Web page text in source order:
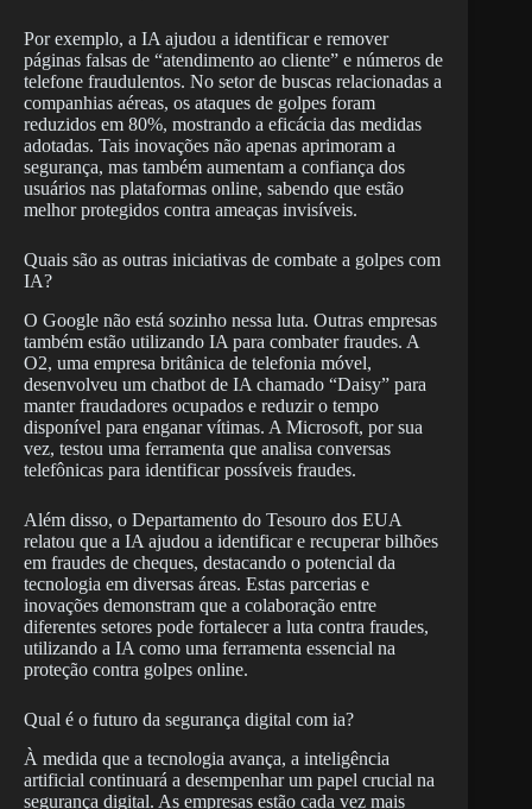
Por exemplo, a IA ajudou a identificar e remover
páginas falsas de “atendimento ao cliente” e números de
telefone fraudulentos. No setor de buscas relacionadas a
companhias aéreas, os ataques de golpes foram
reduzidos em 80%, mostrando a eficácia das medidas
adotadas. Tais inovações não apenas aprimoram a
segurança, mas também aumentam a confiança dos
usuários nas plataformas online, sabendo que estão
melhor protegidos contra ameaças invisíveis.
Quais são as outras iniciativas de combate a golpes com
IA?
O Google não está sozinho nessa luta. Outras empresas
também estão utilizando IA para combater fraudes. A
O2, uma empresa britânica de telefonia móvel,
desenvolveu um chatbot de IA chamado “Daisy” para
manter fraudadores ocupados e reduzir o tempo
disponível para enganar vítimas. A Microsoft, por sua
vez, testou uma ferramenta que analisa conversas
telefônicas para identificar possíveis fraudes.
Além disso, o Departamento do Tesouro dos EUA
relatou que a IA ajudou a identificar e recuperar bilhões
em fraudes de cheques, destacando o potencial da
tecnologia em diversas áreas. Estas parcerias e
inovações demonstram que a colaboração entre
diferentes setores pode fortalecer a luta contra fraudes,
utilizando a IA como uma ferramenta essencial na
proteção contra golpes online.
Qual é o futuro da segurança digital com ia?
À medida que a tecnologia avança, a inteligência
artificial continuará a desempenhar um papel crucial na
segurança digital. As empresas estão cada vez mais